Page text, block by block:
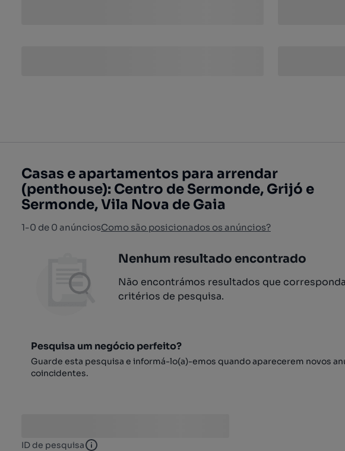
Casas e apartamentos para arrendar
(penthouse): Centro de Sermonde, Grijó e
Sermonde, Vila Nova de Gaia
1-0 de 0 anúnciosComo são posicionados os anúncios?
Nenhum resultado encontrado
Não encontrámos resultados que
critérios de pesquisa.
Pesquisa um negócio perfeito?
Guarde esta pesquisa e informá-lo(a)-emos quando aparecerem novos
coincidentes.
ID de pesquisa ID de pesquisa